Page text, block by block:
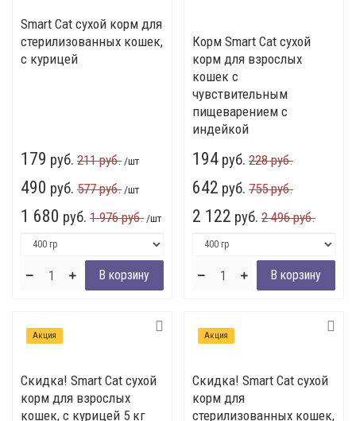
Smart Cat сухой корм для
стерилизованных кошек,
с курицей
179 руб. 211 руб. /шт
490 руб. 577 руб. /шт
1 680 руб. 1 976 руб. /шт
Корм Smart Cat сухой
корм для взрослых
кошек c
чувствительным
пищеварением с
индейкой
194 руб. 228 руб.
642 руб. 755 руб.
2 122 руб. 2 496 руб.
Акция
Скидка! Smart Cat сухой
корм для взрослых
кошек, с курицей 5 кг
Акция
Скидка! Smart Cat сухой
корм для
стерилизованных кошек,